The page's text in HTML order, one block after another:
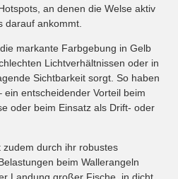
an denen die Welse aktiv
darauf ankommt.
markante Farbgebung in Gelb
Lichtverhältnissen oder in
Sichtbarkeit sorgt. So haben
ein entscheidender Vorteil beim
oder beim Einsatz als Drift- oder
zudem durch ihr robustes
beim Wallerangeln
Landung großer Fische, in dicht